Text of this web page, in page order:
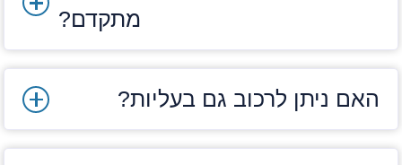
מתקדם?
האם ניתן לרכוב גם בעליות?